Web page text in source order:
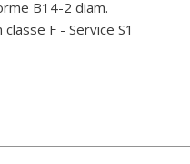
B14-2 diam.
F - Service S1